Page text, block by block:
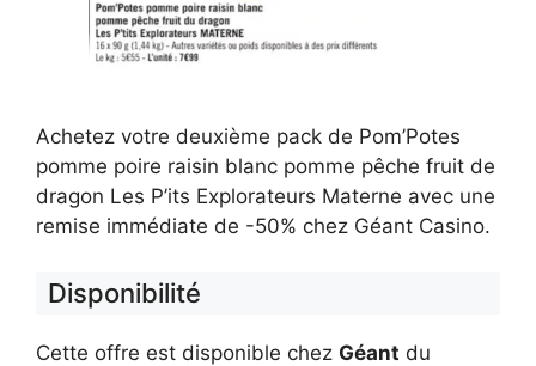
Achetez votre deuxième pack de Pom’Potes
pomme poire raisin blanc pomme pêche fruit de
dragon Les P’its Explorateurs Materne avec une
remise immédiate de -50% chez Géant Casino.
Disponibilité
Cette offre est disponible chez Géant du